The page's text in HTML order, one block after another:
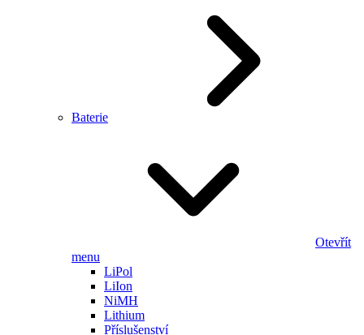
Baterie
Otevřít
menu
LiPol
LiIon
NiMH
Lithium
Příslušenství